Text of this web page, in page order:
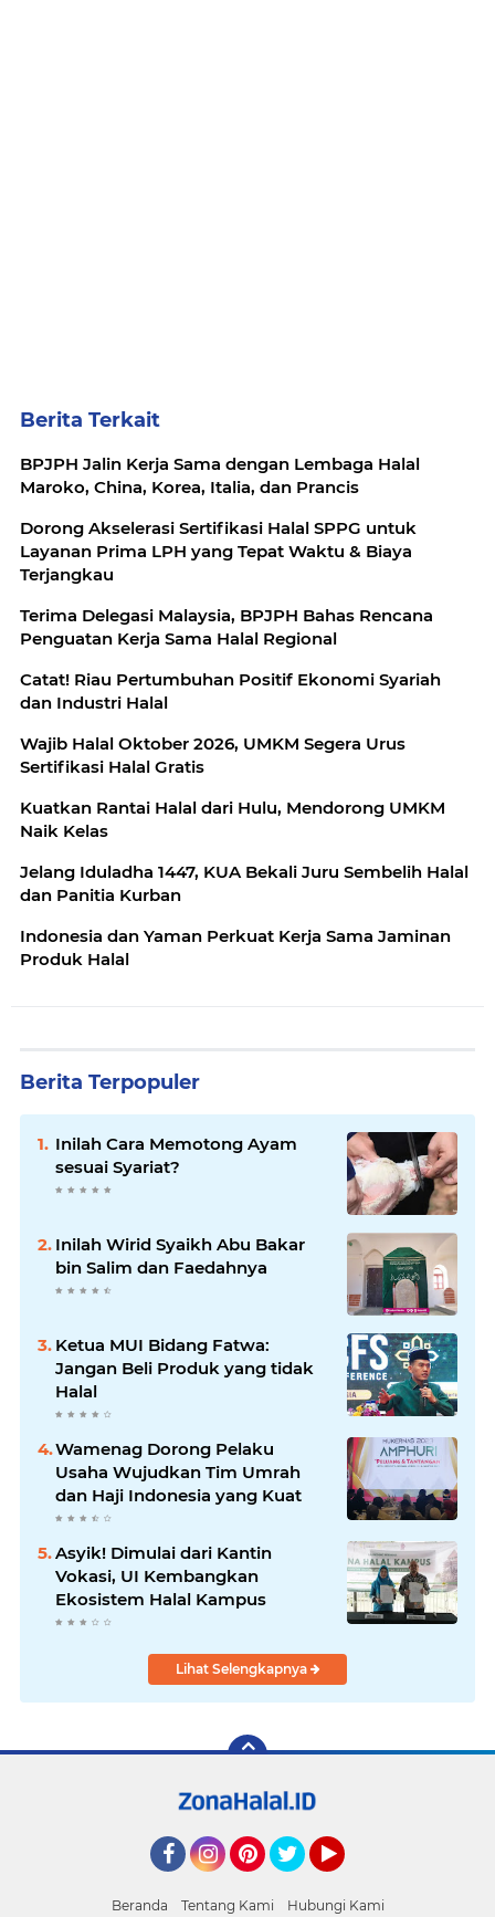
Berita Terkait
BPJPH Jalin Kerja Sama dengan Lembaga Halal
Maroko, China, Korea, Italia, dan Prancis
Dorong Akselerasi Sertifikasi Halal SPPG untuk
Layanan Prima LPH yang Tepat Waktu & Biaya
Terjangkau
Terima Delegasi Malaysia, BPJPH Bahas Rencana
Penguatan Kerja Sama Halal Regional
Catat! Riau Pertumbuhan Positif Ekonomi Syariah
dan Industri Halal
Wajib Halal Oktober 2026, UMKM Segera Urus
Sertifikasi Halal Gratis
Kuatkan Rantai Halal dari Hulu, Mendorong UMKM
Naik Kelas
Jelang Iduladha 1447, KUA Bekali Juru Sembelih Halal
dan Panitia Kurban
Indonesia dan Yaman Perkuat Kerja Sama Jaminan
Produk Halal
Berita Terpopuler
Inilah Cara Memotong Ayam
sesuai Syariat?
Inilah Wirid Syaikh Abu Bakar
bin Salim dan Faedahnya
Ketua MUI Bidang Fatwa:
Jangan Beli Produk yang tidak
Halal
Wamenag Dorong Pelaku
Usaha Wujudkan Tim Umrah
dan Haji Indonesia yang Kuat
Asyik! Dimulai dari Kantin
Vokasi, UI Kembangkan
Ekosistem Halal Kampus
Lihat Selengkapnya
Beranda Tentang Kami Hubungi Kami